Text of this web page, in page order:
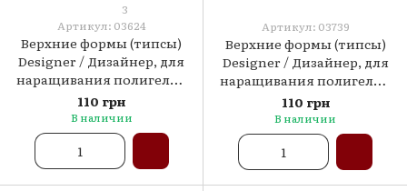
3
Артикул: 03624
Верхние формы (типсы)
Designer / Дизайнер, для
наращивания полигелем
/ акригелем, 120 шт./уп.
Oval form
110 грн
В наличии
Артикул: 03739
Верхние формы (типсы)
Designer / Дизайнер, для
наращивания полигелем
/ акригелем, 120 шт./уп.
Ballerina form
110 грн
В наличии